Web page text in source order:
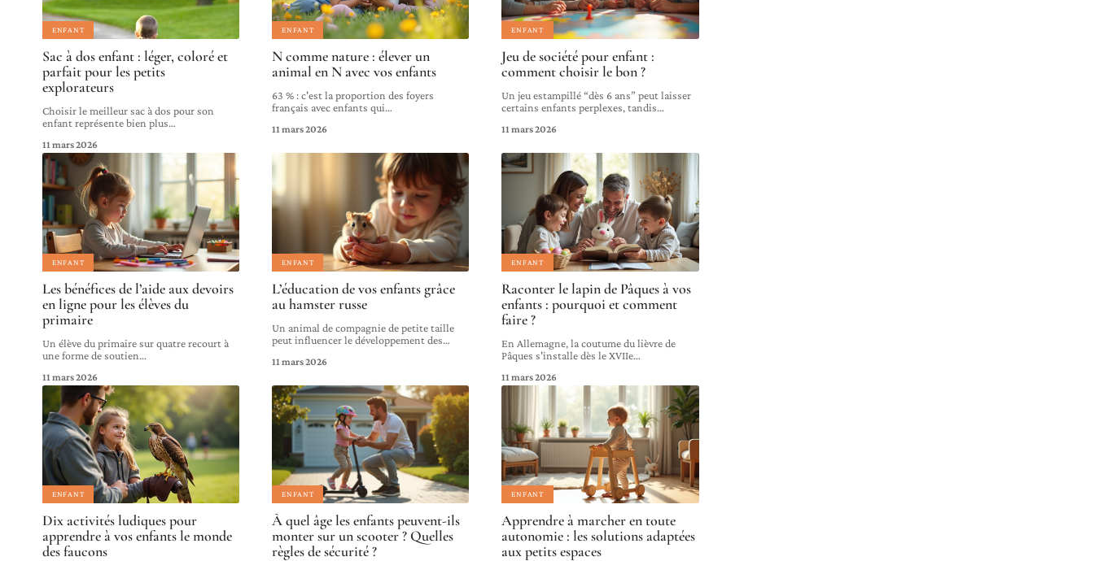
ENFANT
Sac à dos enfant : léger, coloré et
parfait pour les petits
explorateurs
Choisir le meilleur sac à dos pour son
enfant représente bien plus…
11 mars 2026
ENFANT
N comme nature : élever un
animal en N avec vos enfants
63 % : c'est la proportion des foyers
français avec enfants qui…
11 mars 2026
ENFANT
Jeu de société pour enfant :
comment choisir le bon ?
Un jeu estampillé “dès 6 ans” peut laisser
certains enfants perplexes, tandis…
11 mars 2026
ENFANT
Les bénéfices de l’aide aux devoirs
en ligne pour les élèves du
primaire
Un élève du primaire sur quatre recourt à
une forme de soutien…
11 mars 2026
ENFANT
L’éducation de vos enfants grâce
au hamster russe
Un animal de compagnie de petite taille
peut influencer le développement des…
11 mars 2026
ENFANT
Raconter le lapin de Pâques à vos
enfants : pourquoi et comment
faire ?
En Allemagne, la coutume du lièvre de
Pâques s'installe dès le XVIIe…
11 mars 2026
ENFANT
Dix activités ludiques pour
apprendre à vos enfants le monde
des faucons
ENFANT
À quel âge les enfants peuvent-ils
monter sur un scooter ? Quelles
règles de sécurité ?
ENFANT
Apprendre à marcher en toute
autonomie : les solutions adaptées
aux petits espaces